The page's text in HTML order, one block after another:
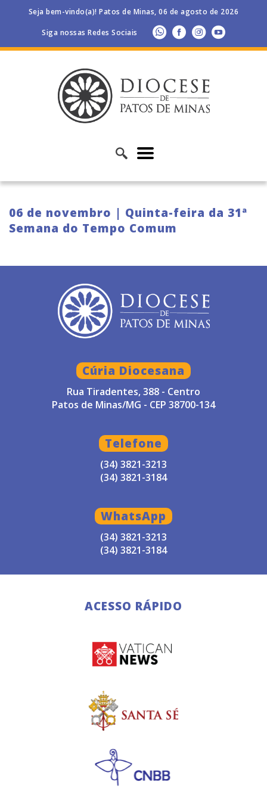
Seja bem-vindo(a)! Patos de Minas, 06 de agosto de 2026
Siga nossas Redes Sociais
06 de novembro | Quinta-feira da 31ª
Semana do Tempo Comum
Cúria Diocesana
Rua Tiradentes, 388 - Centro
Patos de Minas/MG - CEP 38700-134
Telefone
(34) 3821-3213
(34) 3821-3184
WhatsApp
(34) 3821-3213
(34) 3821-3184
ACESSO RÁPIDO